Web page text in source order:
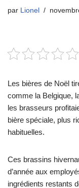
par Lionel
Les bières de Noël
comme la Belgique,
les brasseurs
bière spéciale, plus
habituelles.
Ces brassins
d’année aux
ingrédients restants